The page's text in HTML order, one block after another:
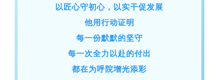
以匠心守初心，以实干促发展
他用行动证明
每一份默默的坚守
每一次全力以赴的付出
都在为呼院增光添彩